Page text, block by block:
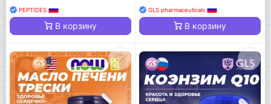
PEPTIDES
В корзину
GLS pharmaceuticals
В корзину